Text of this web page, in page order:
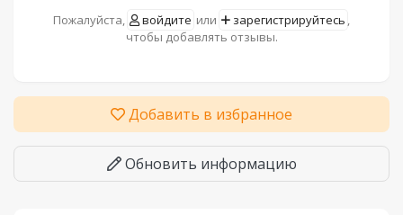
Пожалуйста, войдите или зарегистрируйтесь ,
чтобы добавлять отзывы.
Добавить в избранное
Обновить информацию